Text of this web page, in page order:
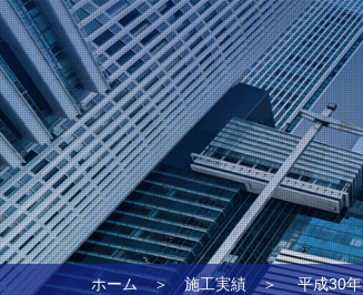
ホーム＞施工実績＞ 平成30年